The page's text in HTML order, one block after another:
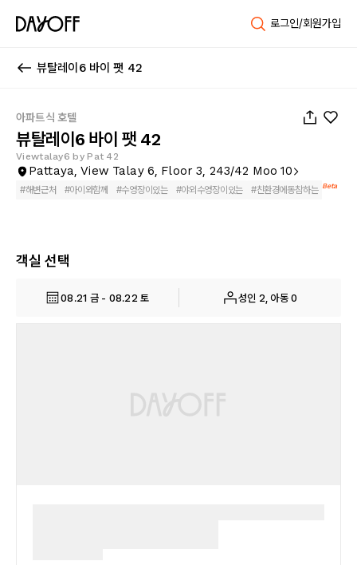
로그인/회원가입
뷰탈레이6 바이 팻 42
아파트식 호텔
뷰탈레이6 바이 팻 42
Viewtalay6 by Pat 42
Pattaya, View Talay 6, Floor 3, 243/42 Moo 10
#해변근처 #아이와함께 #수영장이있는 #야외수영장이있는 #친환경에동참하는 Beta
객실 선택
08.21 금 - 08.22 토 성인 2, 아동 0